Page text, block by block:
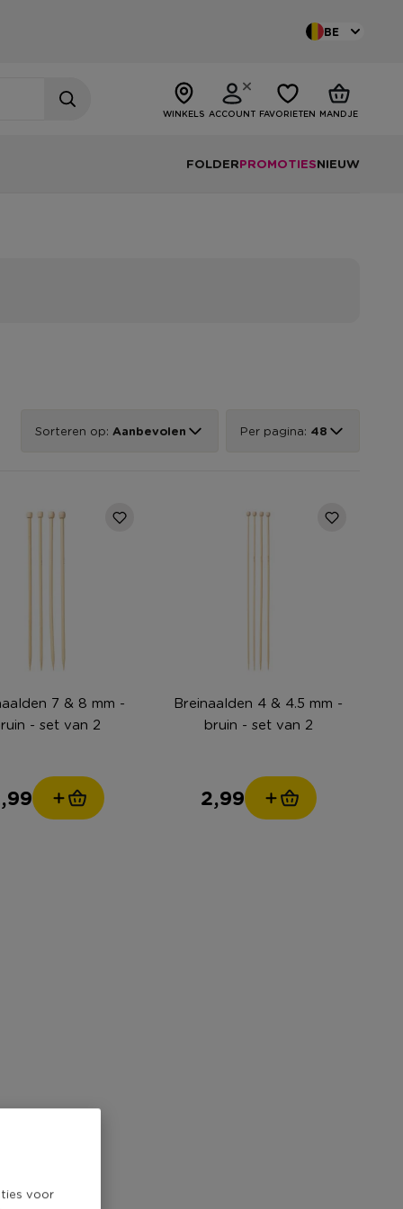
voor
BE
WINKELS ACCOUNT FAVORIETEN MANDJE
FOLDERPROMOTIESNIEUW
Sorteren op: Aanbevolen Per pagina: 48
7 & 8 mm -
- set van 2
Breinaalden 4 & 4.5 mm -
bruin - set van 2
2,99